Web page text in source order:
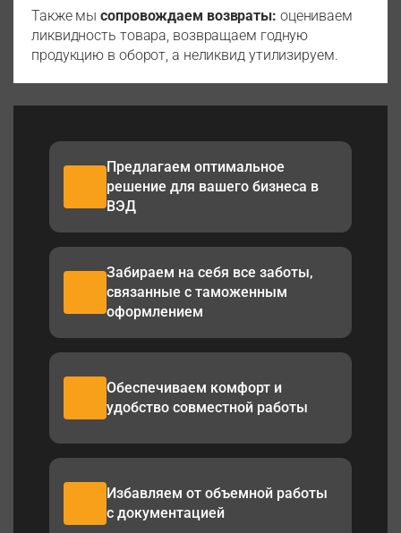
Также мысопровождаем возвраты: оцениваем
ликвидность товара, возвращаем годную
продукцию в оборот, а неликвид утилизируем.
Предлагаем оптимальное
решение для вашего бизнеса в
ВЭД
Забираем на себя все заботы,
связанные с таможенным
оформлением
Обеспечиваем комфорт и
удобство совместной работы
Избавляем от объемной работы
с документацией